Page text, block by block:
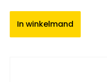
In winkelmand